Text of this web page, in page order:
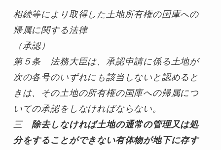
相続等により取得した土地所有権の国庫への
帰属に関する法律
（承認）
第５条　法務大臣は、承認申請に係る土地が
次の各号のいずれにも該当しないと認めると
きは、その土地の所有権の国庫への帰属につ
いての承認をしなければならない。
三
除去しなければ土地の通常の管理又は処
分をすることができない有体物が地下に存す